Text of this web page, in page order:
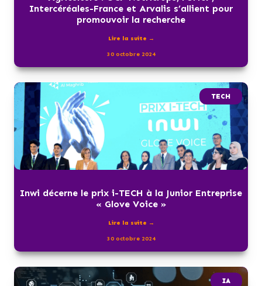
Intercéréales-France et Arvalis s’allient pour
promouvoir la recherche
Lire la suite →
30 octobre 2024
TECH
Inwi décerne le prix i-TECH à la Junior Entreprise
« Glove Voice »
Lire la suite →
30 octobre 2024
IA